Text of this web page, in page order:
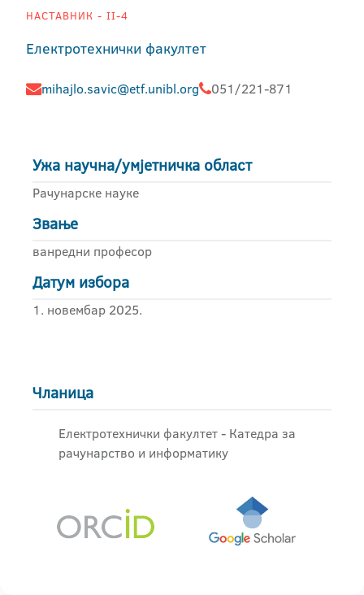
НАСТАВНИК - II-4
Електротехнички факултет
mihajlo.savic@etf.unibl.org 051/221-871
Ужа научна/умјетничка област
Рачунарске науке
Звање
ванредни професор
Датум избора
1. новембар 2025.
Чланица
Електротехнички факултет - Катедра за
рачунарство и информатику